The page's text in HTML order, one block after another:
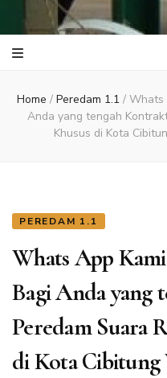
Home / Peredam 1.1 / Whats
Anda yang tengah
Khusus di Kota
PEREDAM 1.1
Whats App Kami
Bagi Anda yang
Peredam Suara
di Kota Cibitung